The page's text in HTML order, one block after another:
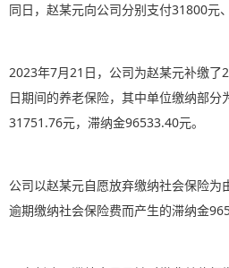
同日，赵某元向公司分别支付31800元
2023年7月21日，公司为赵某元补缴了
日期间的养老保险，其中单位缴纳部
31751.76元，滞纳金96533.40元。
公司以赵某元自愿放弃缴纳社会保险为
逾期缴纳社会保险费而产生的滞纳金